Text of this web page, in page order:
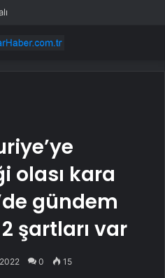
olası kara
gündem
şartları var
0 15